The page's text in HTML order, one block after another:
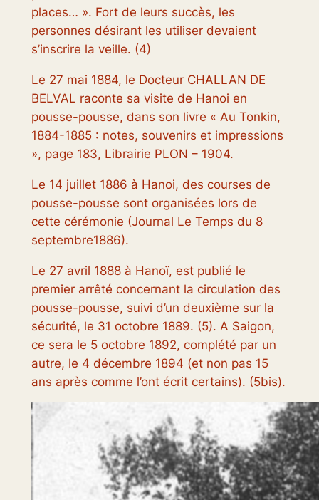
places… ». Fort de leurs succès, les
personnes désirant les utiliser devaient
s’inscrire la veille. (4)
Le 27 mai 1884, le Docteur CHALLAN DE
BELVAL raconte sa visite de Hanoi en
pousse-pousse, dans son livre « Au Tonkin,
1884-1885 : notes, souvenirs et impressions
», page 183, Librairie PLON – 1904.
Le 14 juillet 1886 à Hanoi, des courses de
pousse-pousse sont organisées lors de
cette cérémonie (Journal Le Temps du 8
septembre1886).
Le 27 avril 1888 à Hanoï, est publié le
premier arrêté concernant la circulation des
pousse-pousse, suivi d’un deuxième sur la
sécurité, le 31 octobre 1889. (5). A Saigon,
ce sera le 5 octobre 1892, complété par un
autre, le 4 décembre 1894 (et non pas 15
ans après comme l’ont écrit certains). (5bis).